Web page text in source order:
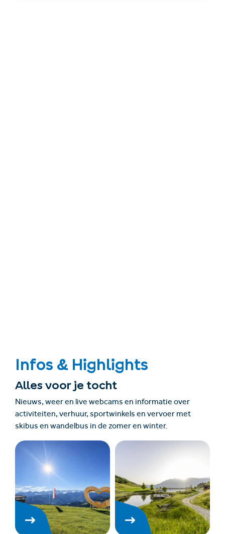
Infos & Highlights
Alles voor je tocht
Nieuws, weer en live webcams en informatie over
activiteiten, verhuur, sportwinkels en vervoer met
skibus en wandelbus in de zomer en winter.